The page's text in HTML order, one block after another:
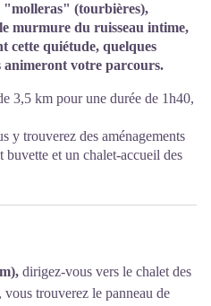
"molleras" (tourbières),
murmure du ruisseau intime,
cette quiétude, quelques
animeront votre parcours.
3,5 km pour une durée de 1h40,
y trouverez des aménagements
et un chalet-accueil des
dirigez-vous vers le chalet des
vous trouverez le panneau de